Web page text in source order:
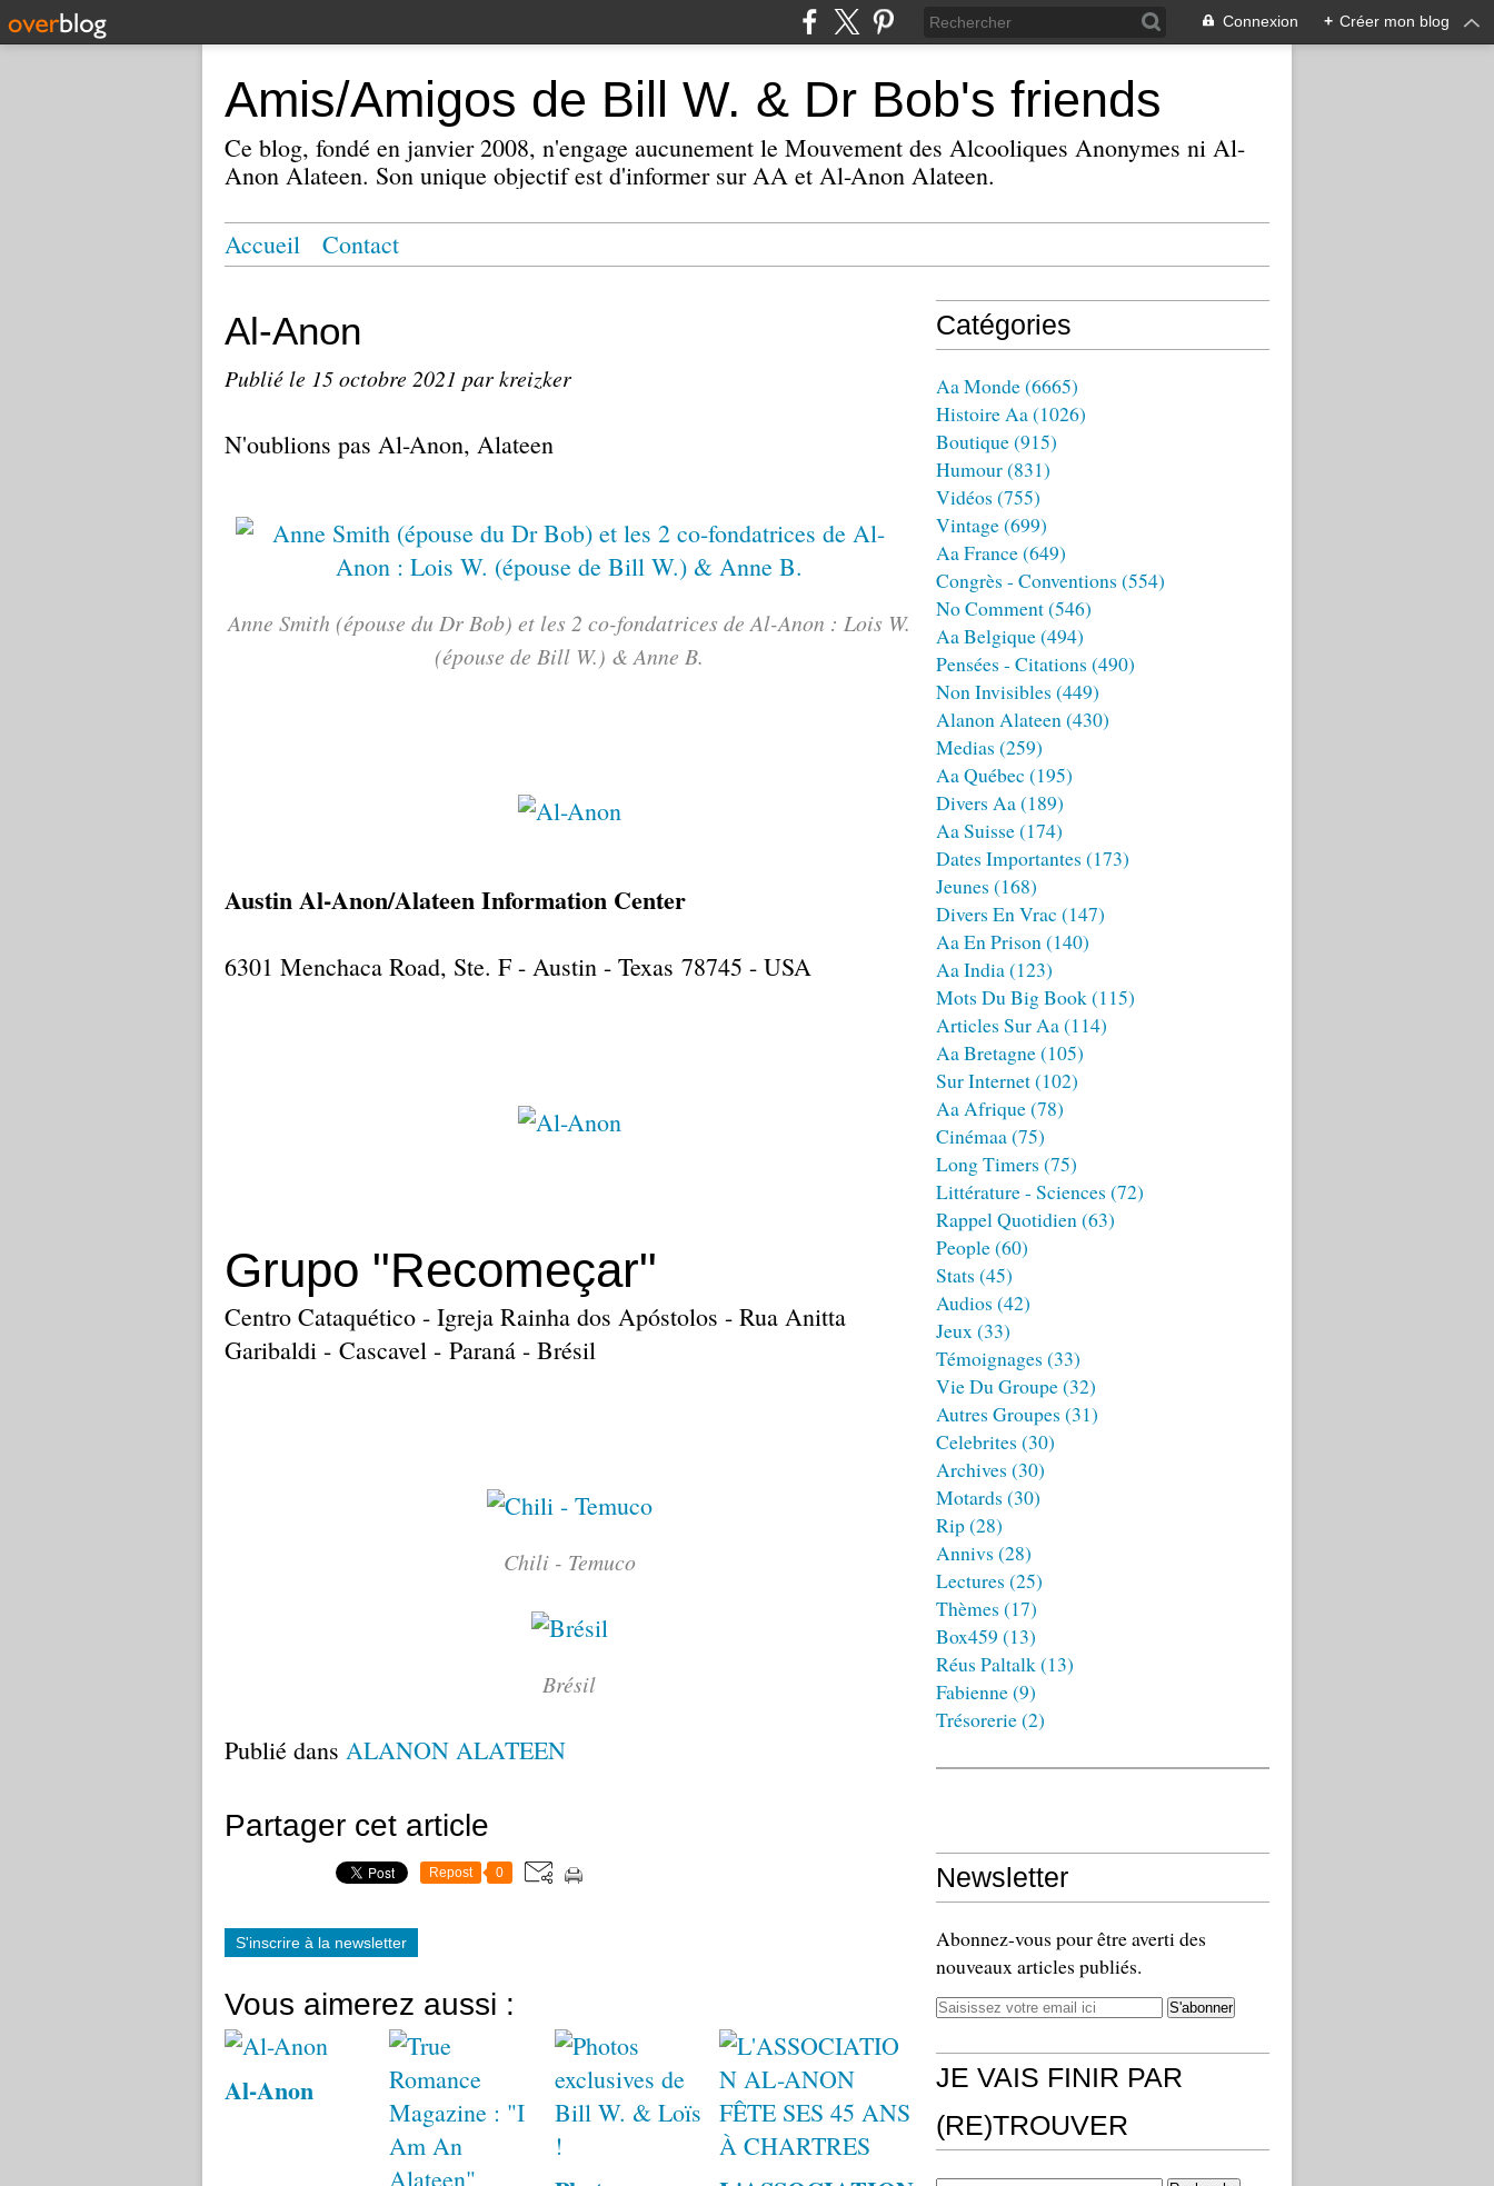
Connexion + Créer mon blog
Amis/Amigos de Bill W. & Dr Bob's friends
Ce blog, fondé en janvier 2008, n'engage aucunement le Mouvement des Alcooliques Anonymes ni Al-
Anon Alateen. Son unique objectif est d'informer sur AA et Al-Anon Alateen.
Accueil Contact
Al-Anon
Publié le 15 octobre 2021 par kreizker
N'oublions pas Al-Anon, Alateen
Anne Smith (épouse du Dr Bob) et les 2 co-fondatrices de Al-Anon : Lois W.
(épouse de Bill W.) & Anne B.
Austin Al-Anon/Alateen Information Center
6301 Menchaca Road, Ste. F - Austin - Texas 78745 - USA
Grupo "Recomeçar"
Centro Cataquético - Igreja Rainha dos Apóstolos - Rua Anitta
Garibaldi - Cascavel - Paraná - Brésil
Chili - Temuco
Brésil
Publié dans ALANON ALATEEN
Partager cet article
Repost 0
S'inscrire à la newsletter
Vous aimerez aussi :
Al-Anon
Catégories
Aa Monde(6665)
Histoire Aa(1026)
Boutique(915)
Humour(831)
Vidéos (755)
Vintage(699)
Aa France(649)
Congrès - Conventions (554)
No Comment(546)
Aa Belgique(494)
Pensées - Citations (490)
Non Invisibles (449)
Alanon Alateen(430)
Medias (259)
Aa Québec (195)
Divers Aa(189)
Aa Suisse(174)
Dates Importantes (173)
Jeunes (168)
Divers En Vrac (147)
Aa En Prison(140)
Aa India(123)
Mots Du Big Book(115)
Articles Sur Aa(114)
Aa Bretagne(105)
Sur Internet(102)
Aa Afrique(78)
Cinémaa(75)
Long Timers (75)
Littérature - Sciences (72)
Rappel Quotidien(63)
People(60)
Stats (45)
Audios (42)
Jeux(33)
Témoignages (33)
Vie Du Groupe(32)
Autres Groupes (31)
Celebrites (30)
Archives (30)
Motards (30)
Rip(28)
Annivs (28)
Lectures (25)
Thèmes (17)
Box459 (13)
Réus Paltalk(13)
Fabienne(9)
Trésorerie(2)
Newsletter
Abonnez-vous pour être averti des
nouveaux articles publiés.
JE VAIS FINIR PAR
(RE)TROUVER